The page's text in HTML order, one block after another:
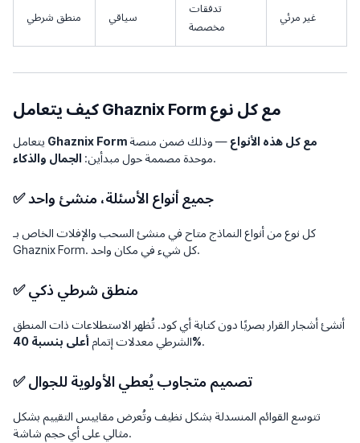
منطق شرطي سياقي
تدفقات
مخصصة
غير مرئي
كيف يتعامل Ghaznix Form مع كل نوع
Ghaznix Form مع كل هذه الأنواع — وذلك ضمن منصة
موحدة مصممة حول مبدأين: الجمال والذكاء .
✅ جميع أنواع الأسئلة، منشئ واحد
كل نوع من أنواع النماذج متاح في منشئ السحب والإفلات الخاص بـ
Ghaznix Form. كل شيء في مكان واحد.
✅ منطق شرطي ذكي
أنشئ أشجار القرار بصريًا دون كتابة أي كود. تُظهر الاستطلاعات ذات المنطق
الشرطي معدلات إتمامأعلى بنسبة 40%.
✅ تصميم متجاوب يُعطي الأولوية للجوال
تتوسع القوائم المنسدلة بشكل نظيف وتُعرض مقاييس التقييم بشكل
مثالي على أي حجم شاشة.